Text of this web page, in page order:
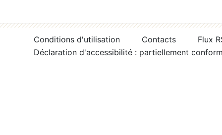
Conditions d'utilisation Contacts
Flux
Déclaration d'accessibilité : partiellement